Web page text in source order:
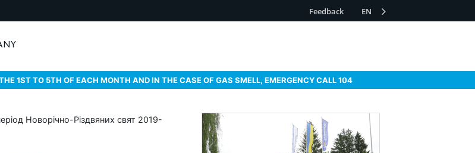
Feedback EN
1ST TO 5TH OF EACH MONTH AND IN THE CASE OF GAS SMELL, EMERGENCY CALL 104